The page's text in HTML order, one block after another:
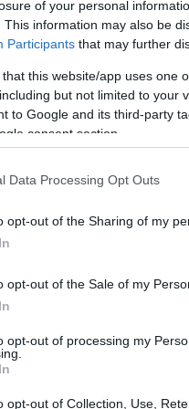
of your personal
This information may also be
Participants that may further
that this website/app uses one
but not limited to your
to Google and its third-party
consent section.
Data Processing Opt Outs
opt-out of the Sharing of my
opt-out of the Sale of my
opt-out of processing my
opt-out of Collection, Use,
δεν
είπε ότι το 2023
σχέση με το 2019.
ιδιωτικοποιήσει το
μελόδραμα, για τα
ευρώ τα χρήματα
και πρόσθεσε ότι
ο υφυπουργός
που υπάρχουν